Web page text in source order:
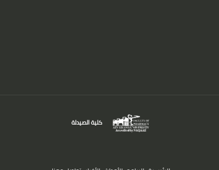
كلية الصيدلة